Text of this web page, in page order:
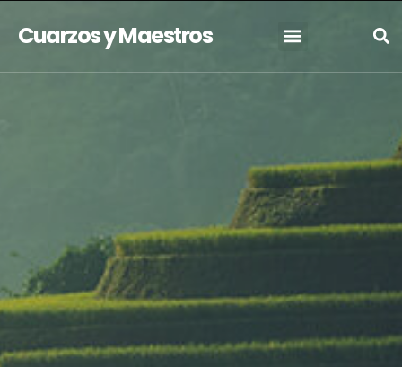
Cuarzos y Maestros